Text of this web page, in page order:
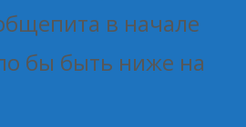
в начале
бы быть ниже на